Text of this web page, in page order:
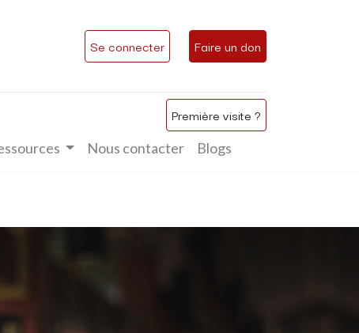
Se connecter Faire un don
Première visite ?
Nous contacter Blogs